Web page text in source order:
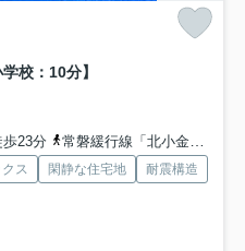
校：10分】
23分
常磐緩行線「北小金」駅 徒歩42分
ス 閑静な住宅地
耐震構造